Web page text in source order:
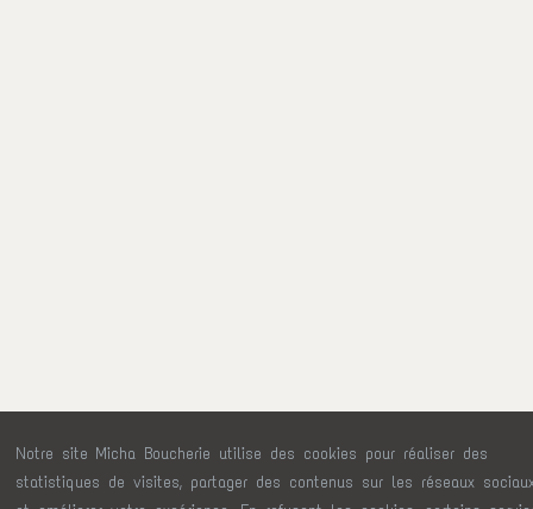
Notre site Micha Boucherie utilise des cookies pour réaliser des
statistiques de visites, partager des contenus sur les réseaux